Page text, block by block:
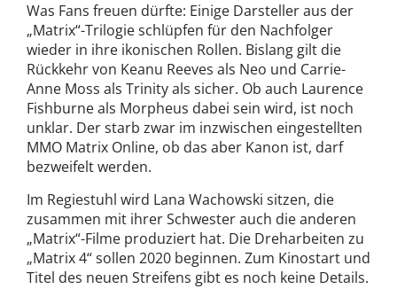
Was Fans freuen dürfte: Einige Darsteller aus der
„Matrix“-Trilogie schlüpfen für den Nachfolger
wieder in ihre ikonischen Rollen. Bislang gilt die
Rückkehr von Keanu Reeves als Neo und Carrie-
Anne Moss als Trinity als sicher. Ob auch Laurence
Fishburne als Morpheus dabei sein wird, ist noch
unklar. Der starb zwar im inzwischen eingestellten
MMO Matrix Online, ob das aber Kanon ist, darf
bezweifelt werden.
Im Regiestuhl wird Lana Wachowski sitzen, die
zusammen mit ihrer Schwester auch die anderen
„Matrix“-Filme produziert hat. Die Dreharbeiten zu
„Matrix 4“ sollen 2020 beginnen. Zum Kinostart und
Titel des neuen Streifens gibt es noch keine Details.